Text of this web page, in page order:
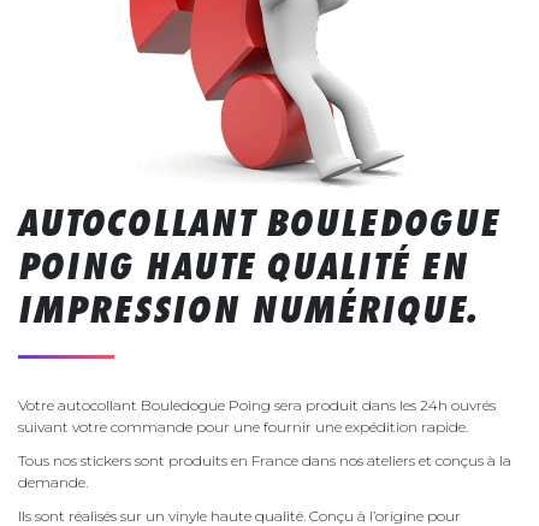
AUTOCOLLANT BOULEDOGUE
POING HAUTE QUALITÉ EN
IMPRESSION NUMÉRIQUE.
Votre autocollant Bouledogue Poing sera produit dans les 24h ouvrés
suivant votre commande pour une fournir une expédition rapide.
Tous nos stickers sont produits en France dans nos ateliers et conçus à la
demande.
Ils sont réalisés sur un vinyle haute qualité. Conçu à l’origine pour